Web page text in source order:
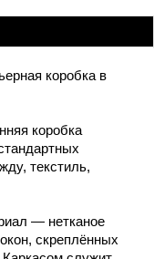
коробка в
коробка
текстиль,
— нетканое
скреплённых